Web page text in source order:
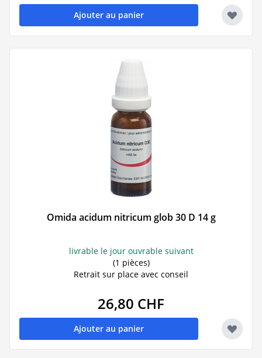
Ajouter au panier
Omida acidum nitricum glob 30 D 14 g
livrable le jour ouvrable suivant
(1 pièces)
Retrait sur place avec conseil
26,80 CHF
Ajouter au panier